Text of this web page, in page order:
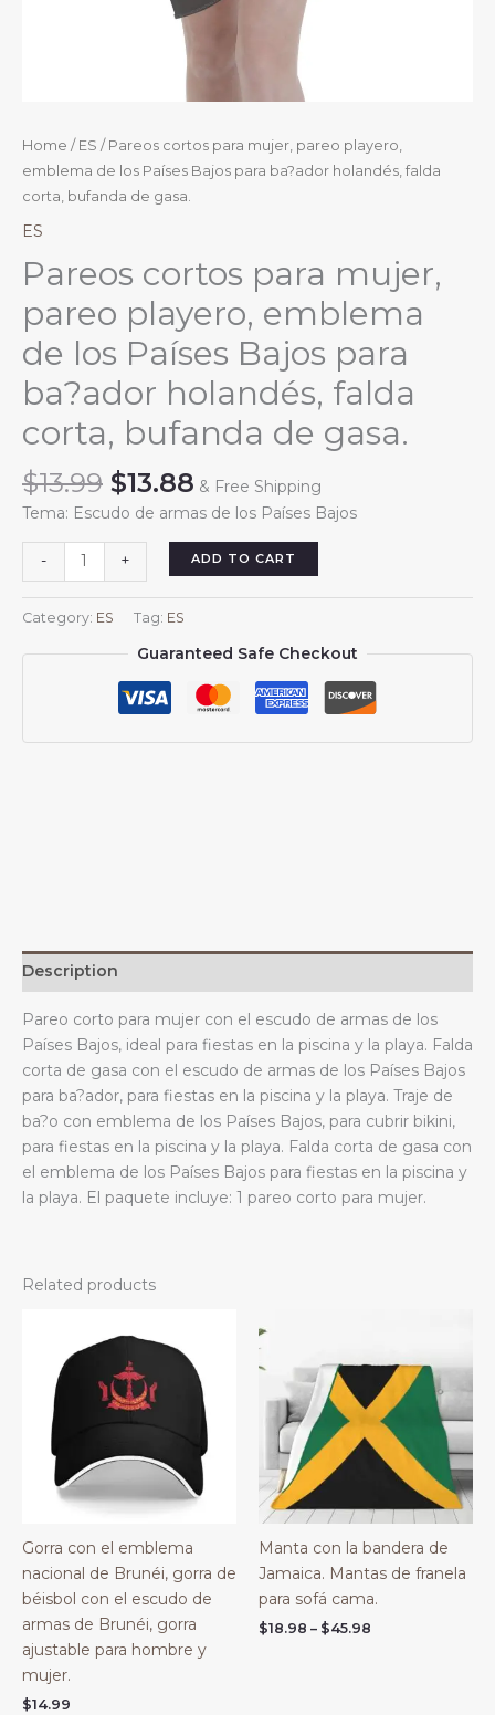
Home / ES / Pareos cortos para mujer, pareo playero,
emblema de los Países Bajos para ba?ador holandés, falda
corta, bufanda de gasa.
ES
Pareos cortos para mujer,
pareo playero, emblema
de los Países Bajos para
ba?ador holandés, falda
corta, bufanda de gasa.
$13.99 Original
price
$13.99.
$13.88 Current
price
$13.88.
& Free Shipping
Tema: Escudo de armas de los Países Bajos
-
cortos
para
mujer,
pareo
corta,
bufanda
de
gasa.
quantity
+ ADD TO CART
Category: ES Tag: ES
Guaranteed Safe Checkout
Description
Pareo corto para mujer con el escudo de armas de los
Países Bajos, ideal para fiestas en la piscina y la playa. Falda
corta de gasa con el escudo de armas de los Países Bajos
para ba?ador, para fiestas en la piscina y la playa. Traje de
ba?o con emblema de los Países Bajos, para cubrir bikini,
para fiestas en la piscina y la playa. Falda corta de gasa con
el emblema de los Países Bajos para fiestas en la piscina y
la playa. El paquete incluye: 1 pareo corto para mujer.
Related products
Gorra con el emblema
nacional de Brunéi, gorra de
béisbol con el escudo de
armas de Brunéi, gorra
ajustable para hombre y
mujer.
$14.99
Manta con la bandera de
Jamaica. Mantas de franela
para sofá cama.
$18.98 – $45.98